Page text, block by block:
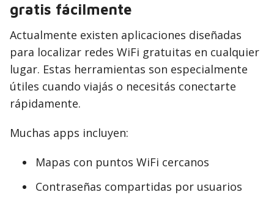
gratis fácilmente
Actualmente existen aplicaciones diseñadas
para localizar redes WiFi gratuitas en cualquier
lugar. Estas herramientas son especialmente
útiles cuando viajás o necesitás conectarte
rápidamente.
Muchas apps incluyen:
Mapas con puntos WiFi cercanos
Contraseñas compartidas por usuarios